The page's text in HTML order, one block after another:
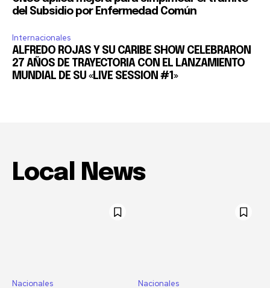
del Subsidio por Enfermedad Común
Internacionales
ALFREDO ROJAS Y SU CARIBE SHOW CELEBRARON
27 AÑOS DE TRAYECTORIA CON EL LANZAMIENTO
MUNDIAL DE SU «LIVE SESSION #1»
Local News
Nacionales Nacionales